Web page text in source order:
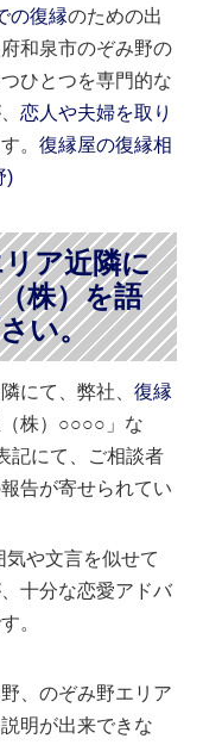
の復縁のための出
和泉市のぞみ野の
ひとつを専門的な
恋人や夫婦を取り
。復縁屋の復縁相
)
ア近隣に
株）を語
い。
にて、弊社、復縁
株）○○○○」な
記にて、ご相談者
告が寄せられてい
や文言を似せて
十分な恋愛アドバ
。
、のぞみ野エリア
明が出来できな